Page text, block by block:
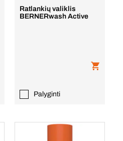
Ratlankių valiklis
BERNERwash Active
Palyginti